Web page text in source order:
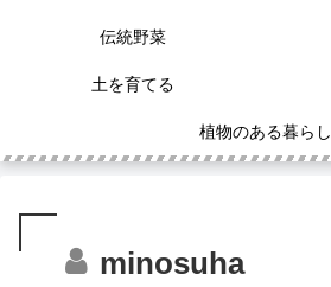
伝統野菜
土を育てる
植物のある暮らし
minosuha